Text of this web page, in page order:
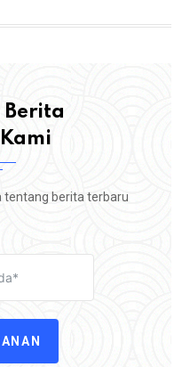
Berita
tentang berita terbaru